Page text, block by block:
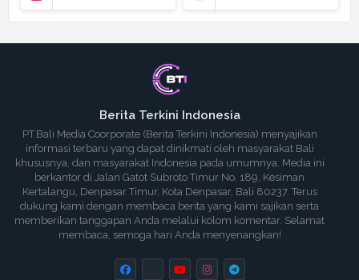
Berita Terkini Indonesia
PT.Bali Media Coorporate (Berita Terkini Indonesia) menyajikan
informasi terbaru yang dapat dinikmati oleh masyarakat Bali
khususnya, dan masyarakat Indonesia pada umumnya. Media ini
berkantor di Jalan Gatot Subroto Timur No. 189, Kesiman
Kertalangu, Denpasar Timur, Kota Denpasar, Bali 80237. Terus
dukung kami dengan membaca berita yang kami sajikan serta
memberikan tanggapan Anda melalui kolom komentar. Selamat
membaca, semoga hari Anda menyenangkan!